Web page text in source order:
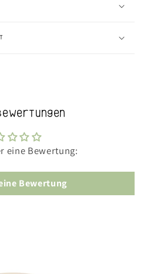
eine Bewertung:
Bewertung